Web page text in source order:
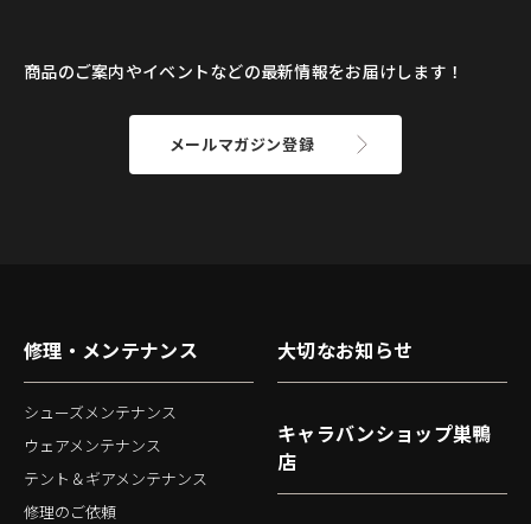
商品のご案内やイベントなどの最新情報をお届けします！
メールマガジン登録
修理・メンテナンス
シューズメンテナンス
ウェアメンテナンス
テント＆ギアメンテナンス
修理のご依頼
大切なお知らせ
キャラバンショップ巣鴨
店